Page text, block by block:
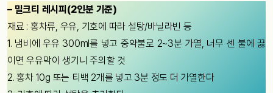
– 밀크티 레시피(2인분 기준)
재료 : 홍차류, 우유, 기호에 따라 설탕/바닐라빈 등
1. 냄비에 우유 300ml를 넣고 중약불로 2~3분 가열, 너무 센 불에 끓
이면 우유막이 생기니 주의할 것
2. 홍차 10g 또는 티백 2개를 넣고 3분 정도 더 가열한다